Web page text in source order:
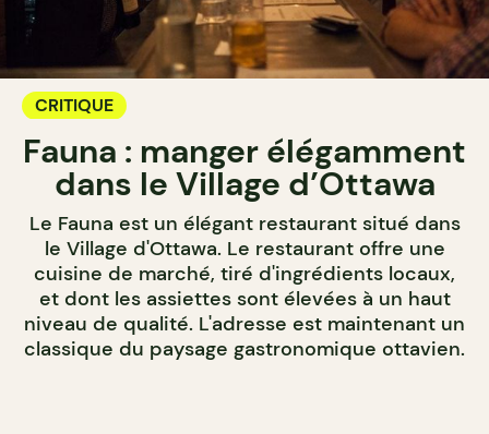
CRITIQUE
Fauna : manger élégamment
dans le Village d’Ottawa
Le Fauna est un élégant restaurant situé dans
le Village d'Ottawa. Le restaurant offre une
cuisine de marché, tiré d'ingrédients locaux,
et dont les assiettes sont élevées à un haut
niveau de qualité. L'adresse est maintenant un
classique du paysage gastronomique ottavien.